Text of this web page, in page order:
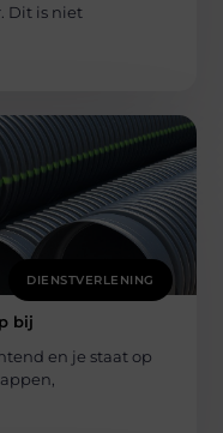
Dit is niet
DIENSTVERLENING
bij
en je staat op